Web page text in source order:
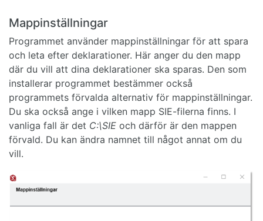
Mappinställningar
Programmet använder mappinställningar för att spara
och leta efter deklarationer. Här anger du den mapp
där du vill att dina deklarationer ska sparas. Den som
installerar programmet bestämmer också
programmets förvalda alternativ för mappinställningar.
Du ska också ange i vilken mapp SIE-filerna finns. I
vanliga fall är det C:\SIE och därför är den mappen
förvald. Du kan ändra namnet till något annat om du
vill.